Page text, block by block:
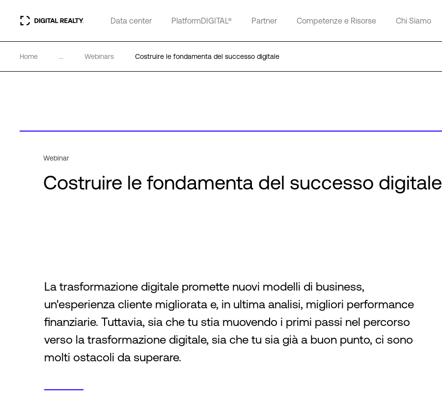
Data center PlatformDIGITAL® Partner Competenze e Risorse Chi Siamo
Home ... Webinars Costruire le fondamenta del successo digitale
Webinar
Costruire le fondamenta del successo digitale
La trasformazione digitale promette nuovi modelli di business,
un'esperienza cliente migliorata e, in ultima analisi, migliori performance
finanziarie. Tuttavia, sia che tu stia muovendo i primi passi nel percorso
verso la trasformazione digitale, sia che tu sia già a buon punto, ci sono
molti ostacoli da superare.